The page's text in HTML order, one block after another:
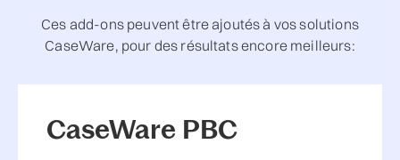
Ces add-ons peuvent être ajoutés à vos solutions
CaseWare, pour des résultats encore meilleurs:
CaseWare PBC